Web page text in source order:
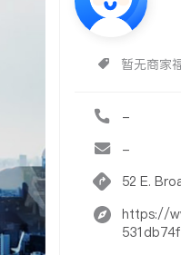
暂无商家
-
-
52 E.
https://